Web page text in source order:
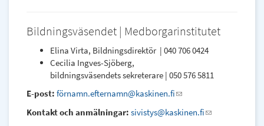
Bildningsväsendet | Medborgarinstitutet
Elina Virta, Bildningsdirektör | 040 706 0424
Cecilia Ingves-Sjöberg,
bildningsväsendets sekreterare | 050 576 5811
E-post: förnamn.efternamn@kaskinen.fi(link
e-
Kontakt och anmälningar: sivistys@kaskinen.fi(link